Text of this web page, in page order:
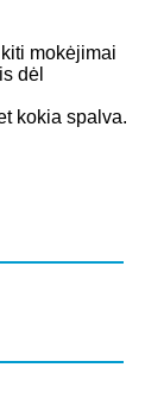
kiti mokėjimai
dėl
kokia spalva.